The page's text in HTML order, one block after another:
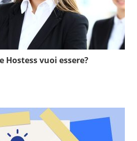
Hostess vuoi essere?